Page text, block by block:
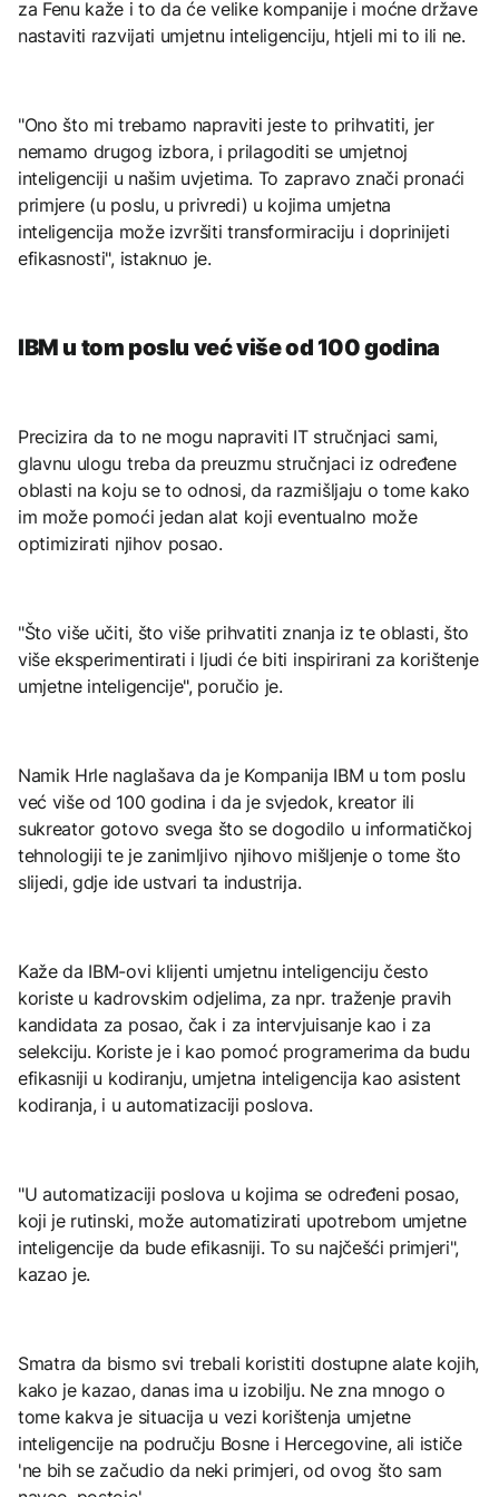
za Fenu kaže i to da će velike kompanije i moćne države
nastaviti razvijati umjetnu inteligenciju, htjeli mi to ili ne.
"Ono što mi trebamo napraviti jeste to prihvatiti, jer
nemamo drugog izbora, i prilagoditi se umjetnoj
inteligenciji u našim uvjetima. To zapravo znači pronaći
primjere (u poslu, u privredi) u kojima umjetna
inteligencija može izvršiti transformiraciju i doprinijeti
efikasnosti", istaknuo je.
IBM u tom poslu već više od 100 godina
Precizira da to ne mogu napraviti IT stručnjaci sami,
glavnu ulogu treba da preuzmu stručnjaci iz određene
oblasti na koju se to odnosi, da razmišljaju o tome kako
im može pomoći jedan alat koji eventualno može
optimizirati njihov posao.
"Što više učiti, što više prihvatiti znanja iz te oblasti, što
više eksperimentirati i ljudi će biti inspirirani za korištenje
umjetne inteligencije", poručio je.
Namik Hrle naglašava da je Kompanija IBM u tom poslu
već više od 100 godina i da je svjedok, kreator ili
sukreator gotovo svega što se dogodilo u informatičkoj
tehnologiji te je zanimljivo njihovo mišljenje o tome što
slijedi, gdje ide ustvari ta industrija.
Kaže da IBM-ovi klijenti umjetnu inteligenciju često
koriste u kadrovskim odjelima, za npr. traženje pravih
kandidata za posao, čak i za intervjuisanje kao i za
selekciju. Koriste je i kao pomoć programerima da budu
efikasniji u kodiranju, umjetna inteligencija kao asistent
kodiranja, i u automatizaciji poslova.
"U automatizaciji poslova u kojima se određeni posao,
koji je rutinski, može automatizirati upotrebom umjetne
inteligencije da bude efikasniji. To su najčešći primjeri",
kazao je.
Smatra da bismo svi trebali koristiti dostupne alate kojih,
kako je kazao, danas ima u izobilju. Ne zna mnogo o
tome kakva je situacija u vezi korištenja umjetne
inteligencije na području Bosne i Hercegovine, ali ističe
'ne bih se začudio da neki primjeri, od ovog što sam